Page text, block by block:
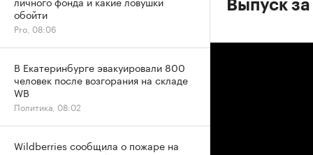
Выпуск
обойти
Pro, 08:06
В Екатеринбурге эвакуировали 800
человек после возгорания на складе
WB
Политика, 08:02
Wildberries сообщила о пожаре на